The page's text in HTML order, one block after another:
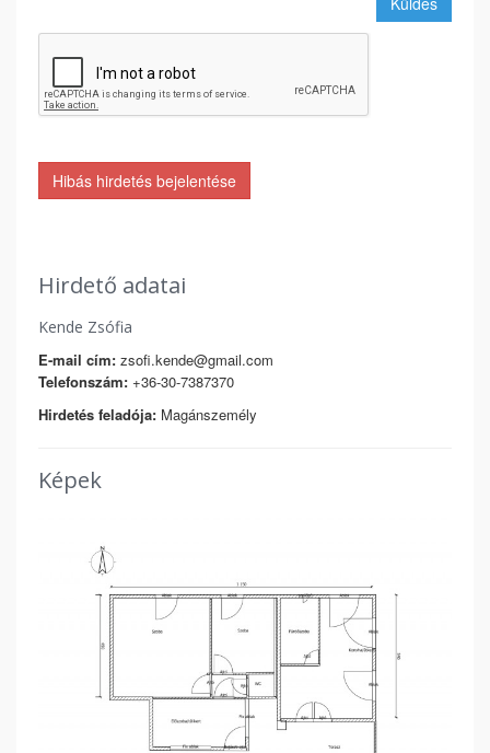
Hibás hirdetés bejelentése
Hirdető adatai
Kende Zsófia
E-mail cím: zsofi.kende@gmail.com
Telefonszám: +36-30-7387370
Hirdetés feladója: Magánszemély
Képek